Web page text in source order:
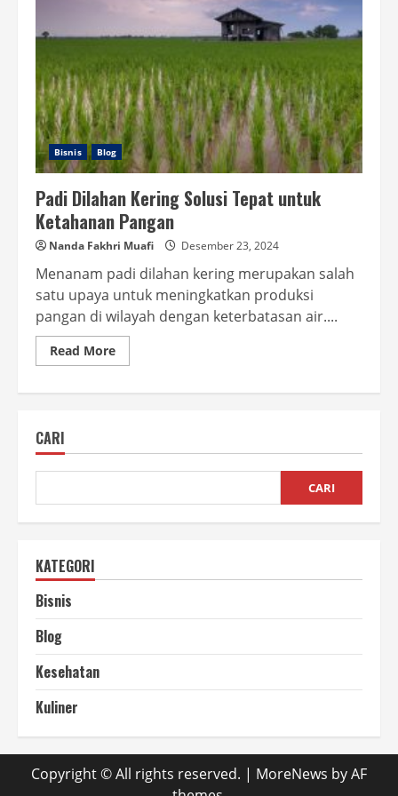
Bisnis Blog
Padi Dilahan Kering Solusi Tepat untuk
Ketahanan Pangan
Nanda Fakhri Muafi Desember 23, 2024
Menanam padi dilahan kering merupakan salah
satu upaya untuk meningkatkan produksi
pangan di wilayah dengan keterbatasan air....
Read MoreRead
more
untuk
Pangan
CARI
CARI
KATEGORI
Bisnis
Blog
Kesehatan
Kuliner
Copyright © All rights reserved. | MoreNews by AF